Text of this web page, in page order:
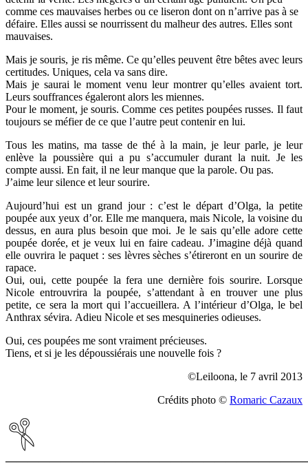
comme ces mauvaises herbes ou ce liseron dont on n’arrive pas à se
défaire. Elles aussi se nourrissent du malheur des autres. Elles sont
mauvaises.
Mais je souris, je ris même. Ce qu’elles peuvent être bêtes avec leurs
certitudes. Uniques, cela va sans dire.
Mais je saurai le moment venu leur montrer qu’elles avaient tort.
Leurs souffrances égaleront alors les miennes.
Pour le moment, je souris. Comme ces petites poupées russes. Il faut
toujours se méfier de ce que l’autre peut contenir en lui.
Tous les matins, ma tasse de thé à la main, je leur parle, je leur
enlève la poussière qui a pu s’accumuler durant la nuit. Je les
compte aussi. En fait, il ne leur manque que la parole. Ou pas.
J’aime leur silence et leur sourire.
Aujourd’hui est un grand jour : c’est le départ d’Olga, la petite
poupée aux yeux d’or. Elle me manquera, mais Nicole, la voisine du
dessus, en aura plus besoin que moi. Je le sais qu’elle adore cette
poupée dorée, et je veux lui en faire cadeau. J’imagine déjà quand
elle ouvrira le paquet : ses lèvres sèches s’étireront en un sourire de
rapace.
Oui, oui, cette poupée la fera une dernière fois sourire. Lorsque
Nicole entrouvrira la poupée, s’attendant à en trouver une plus
petite, ce sera la mort qui l’accueillera. A l’intérieur d’Olga, le bel
Anthrax sévira. Adieu Nicole et ses mesquineries odieuses.
Oui, ces poupées me sont vraiment précieuses.
Tiens, et si je les dépoussiérais une nouvelle fois ?
©Leiloona, le 7 avril 2013
Crédits photo © Romaric Cazaux